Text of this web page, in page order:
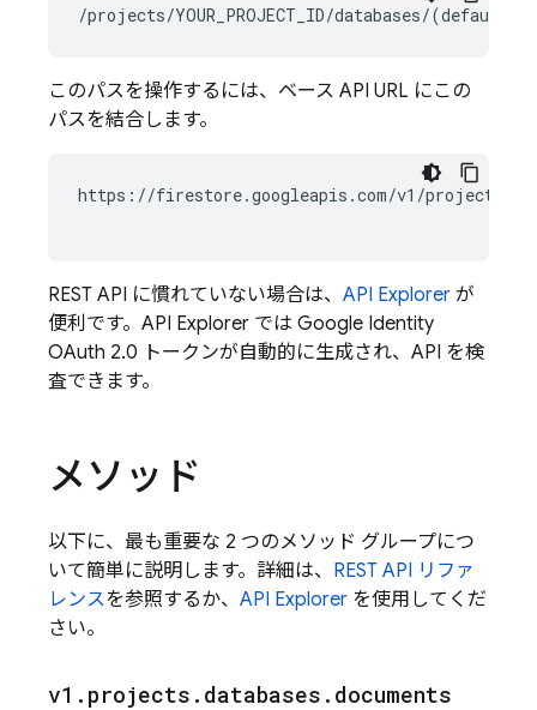
このパスを操作するには、ベース API URL にこの
パスを結合します。
https://firestore.googleapis.com/v1/projects/
REST API に慣れていない場合は、 API Explorer が
便利です。API Explorer では Google Identity
OAuth 2.0 トークンが自動的に生成され、API を検
査できます。
メソッド
以下に、最も重要な 2 つのメソッド グループにつ
いて簡単に説明します。詳細は、 REST API リファ
レンスを参照するか、 API Explorer を使用してくだ
さい。
v1 . projects . databases . documents